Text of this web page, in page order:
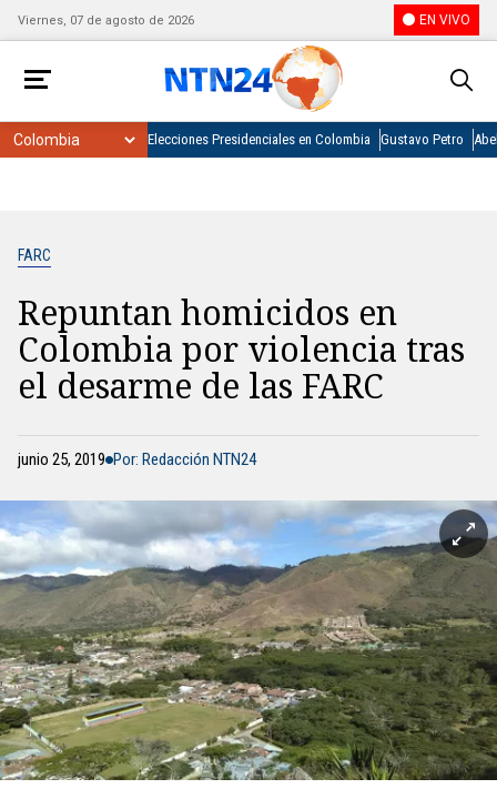
Viernes, 07 de agosto de 2026 EN VIVO
Elecciones Presidenciales en Colombia Gustavo Petro
FARC
Repuntan homicidos en
Colombia por violencia tras
el desarme de las FARC
junio 25, 2019 Por: Redacción NTN24